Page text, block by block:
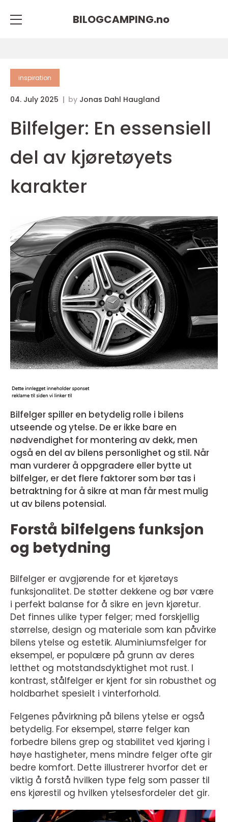
BILOGCAMPING.no
inspiration
04. July 2025 by Jonas Dahl Haugland
Bilfelger: En essensiell
del av kjøretøyets
karakter
Bilfelger spiller en betydelig rolle i bilens
utseende og ytelse. De er ikke bare en
nødvendighet for montering av dekk, men
også en del av bilens personlighet og stil. Når
man vurderer å oppgradere eller bytte ut
bilfelger, er det flere faktorer som bør tas i
betraktning for å sikre at man får mest mulig
ut av bilens potensial.
Forstå bilfelgens funksjon
og betydning
Bilfelger er avgjørende for et kjøretøys
funksjonalitet. De støtter dekkene og bør være
i perfekt balanse for å sikre en jevn kjøretur.
Det finnes ulike typer felger; med forskjellig
størrelse, design og materiale som kan påvirke
bilens ytelse og estetik. Aluminiumsfelger for
eksempel, er populære på grunn av deres
letthet og motstandsdyktighet mot rust. I
kontrast, stålfelger er kjent for sin robusthet og
holdbarhet spesielt i vinterforhold.
Felgenes påvirkning på bilens ytelse er også
betydelig. For eksempel, større felger kan
forbedre bilens grep og stabilitet ved kjøring i
høye hastigheter, mens mindre felger ofte gir
bedre komfort. Dette illustrerer hvorfor det er
viktig å forstå hvilken type felg som passer til
ens kjørestil og hvilken ytelsesfordeler det gir.